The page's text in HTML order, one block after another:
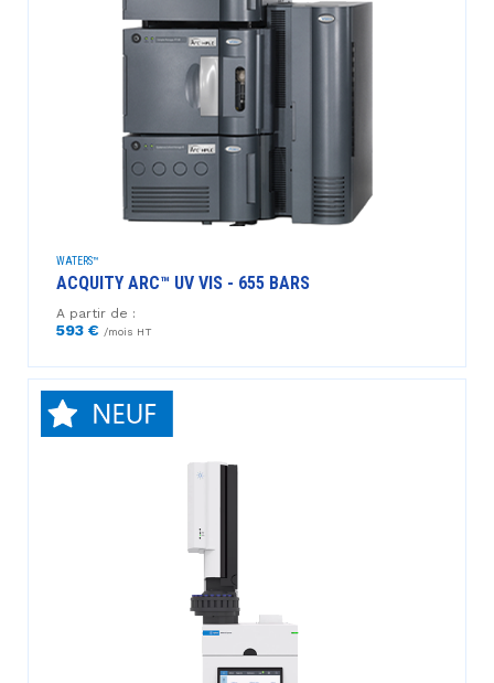
WATERS™
ACQUITY ARC™ UV VIS - 655 BARS
A partir de :
593 € /mois HT